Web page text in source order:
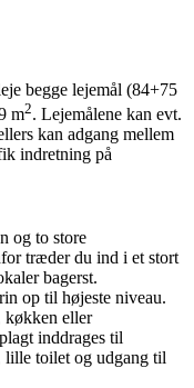
begge lejemål (84+75
m2. Lejemålene kan evt.
kan adgang mellem
indretning på
og to store
træder du ind i et stort
bagerst.
op til højeste niveau.
køkken eller
inddrages til
lille toilet og udgang til